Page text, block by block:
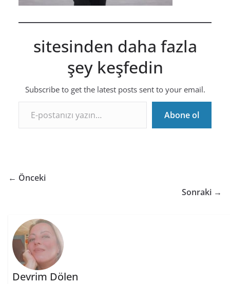
sitesinden daha fazla
şey keşfedin
Subscribe to get the latest posts sent to your email.
E-postanızı yazın…
Abone ol
← Önceki
Sonraki →
Devrim Dölen